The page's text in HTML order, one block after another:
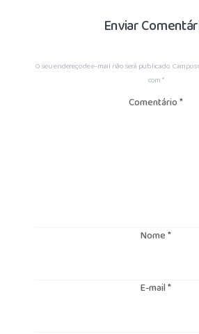
Enviar
O seu endereço de e-mail não será publicado.
com*
Comentário*
Nome*
E-mail*